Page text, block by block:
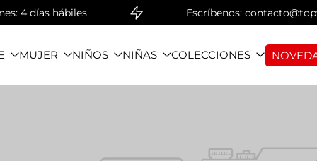
4 días hábiles Escríbenos:
MUJER NIÑOS NIÑAS COLECCIONES